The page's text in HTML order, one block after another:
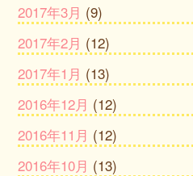
2017年3月 (9)
2017年2月 (12)
2017年1月 (13)
2016年12月 (12)
2016年11月 (12)
2016年10月 (13)